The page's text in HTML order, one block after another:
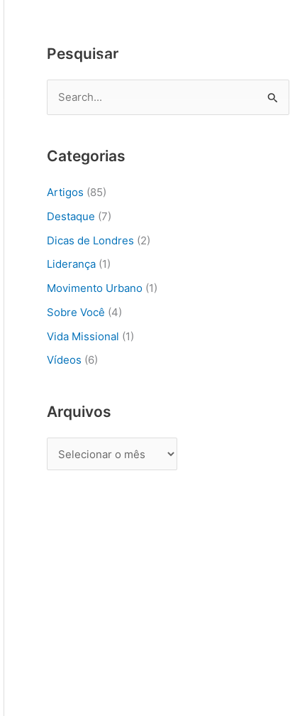
English Blog
Pesquisar
q
u
a
r
p
o
r
:
Categorias
Artigos (85)
Destaque (7)
Dicas de Londres (2)
Liderança(1)
Movimento Urbano(1)
Sobre Você (4)
Vida Missional (1)
Vídeos (6)
Arquivos
q
v
s